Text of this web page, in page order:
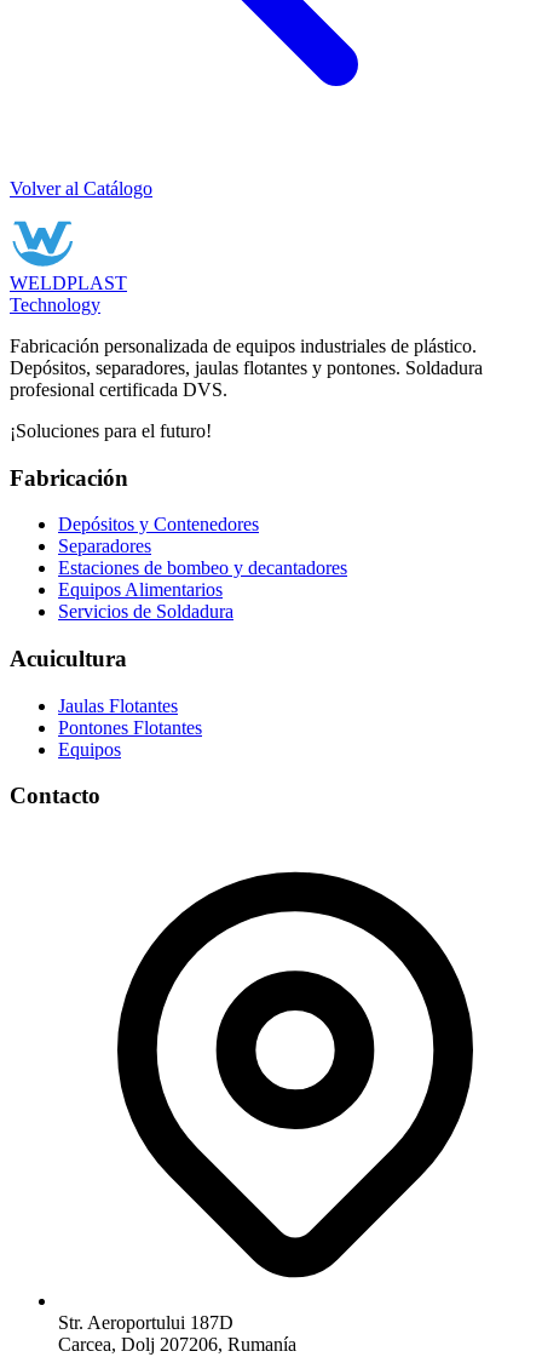
Volver al Catálogo
WELDPLAST
Technology
Fabricación personalizada de equipos industriales de plástico.
Depósitos, separadores, jaulas flotantes y pontones. Soldadura
profesional certificada DVS.
¡Soluciones para el futuro!
Fabricación
Depósitos y Contenedores
Separadores
Estaciones de bombeo y decantadores
Equipos Alimentarios
Servicios de Soldadura
Acuicultura
Jaulas Flotantes
Pontones Flotantes
Equipos
Contacto
Str. Aeroportului 187D
Carcea, Dolj 207206, Rumanía